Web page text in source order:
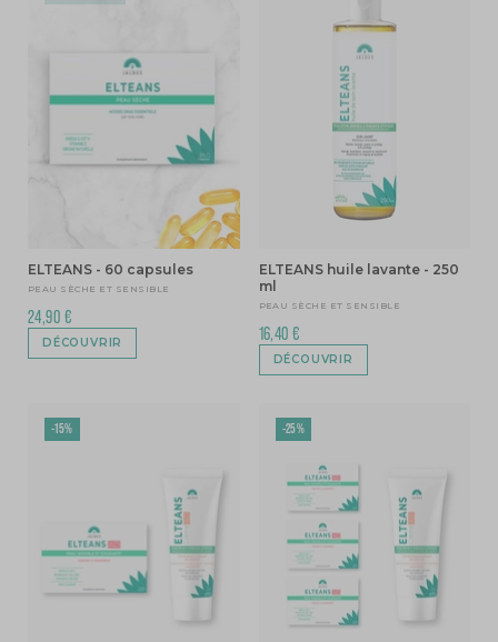
ELTEANS - 60 capsules
PEAU SÈCHE ET SENSIBLE
24,90 €
DÉCOUVRIR
ELTEANS huile lavante - 250
ml
PEAU SÈCHE ET SENSIBLE
16,40 €
DÉCOUVRIR
-15% -25%